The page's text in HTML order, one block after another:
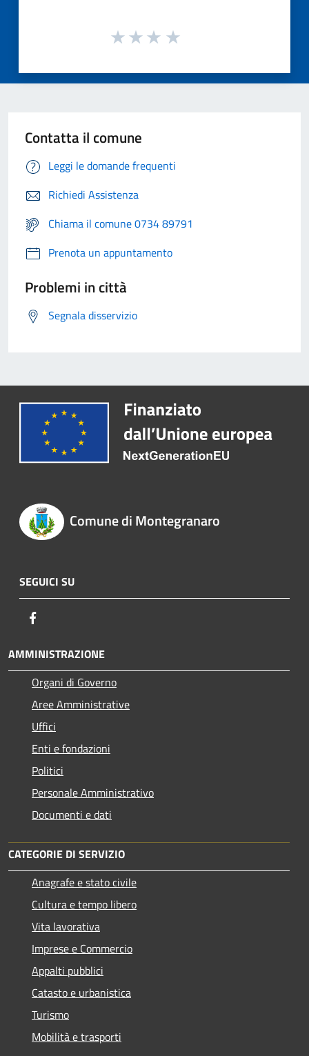
Contatta il comune
Leggi le domande frequenti
Richiedi Assistenza
Chiama il comune 0734 89791
Prenota un appuntamento
Problemi in città
Segnala disservizio
Comune di Montegranaro
SEGUICI SU
AMMINISTRAZIONE
Organi di Governo
Aree Amministrative
Uffici
Enti e fondazioni
Politici
Personale Amministrativo
Documenti e dati
CATEGORIE DI SERVIZIO
Anagrafe e stato civile
Cultura e tempo libero
Vita lavorativa
Imprese e Commercio
Appalti pubblici
Catasto e urbanistica
Turismo
Mobilità e trasporti